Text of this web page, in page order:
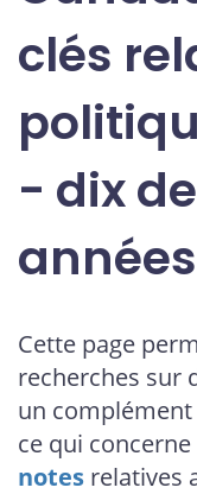
clés
- dix
années
Cette page
recherches sur
un
ce qui
notes relatives